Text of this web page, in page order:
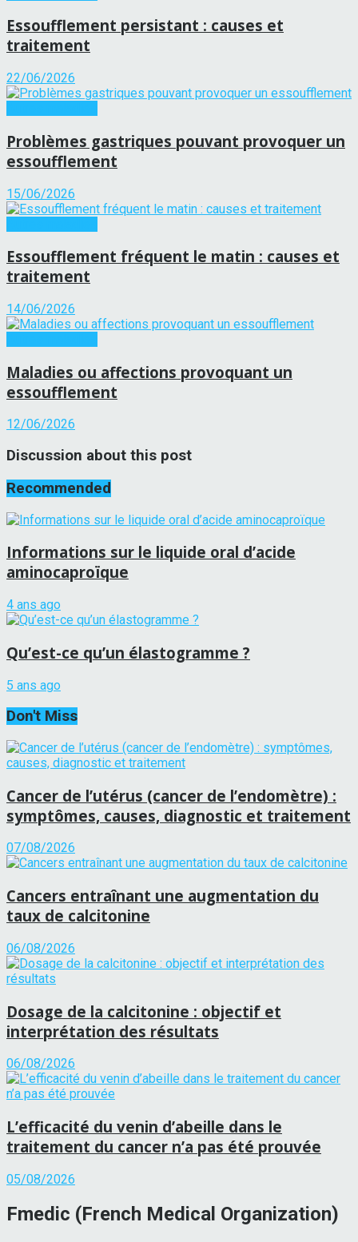
Essoufflement persistant : causes et
traitement
22/06/2026
Problèmes gastriques pouvant provoquer un
essoufflement
15/06/2026
Essoufflement fréquent le matin : causes et
traitement
14/06/2026
Maladies ou affections provoquant un
essoufflement
12/06/2026
Discussion about this post
Recommended
Informations sur le liquide oral d’acide
aminocaproïque
4 ans ago
Qu’est-ce qu’un élastogramme ?
5 ans ago
Don't Miss
Cancer de l’utérus (cancer de l’endomètre) :
symptômes, causes, diagnostic et traitement
07/08/2026
Cancers entraînant une augmentation du
taux de calcitonine
06/08/2026
Dosage de la calcitonine : objectif et
interprétation des résultats
06/08/2026
L’efficacité du venin d’abeille dans le
traitement du cancer n’a pas été prouvée
05/08/2026
Fmedic (French Medical Organization)